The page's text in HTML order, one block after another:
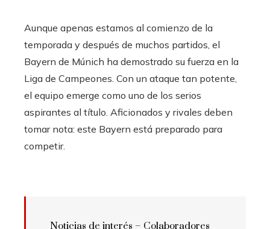
Aunque apenas estamos al comienzo de la
temporada y después de muchos partidos, el
Bayern de Múnich ha demostrado su fuerza en la
Liga de Campeones. Con un ataque tan potente,
el equipo emerge como uno de los serios
aspirantes al título. Aficionados y rivales deben
tomar nota: este Bayern está preparado para
competir.
Noticias de interés – Colaboradores